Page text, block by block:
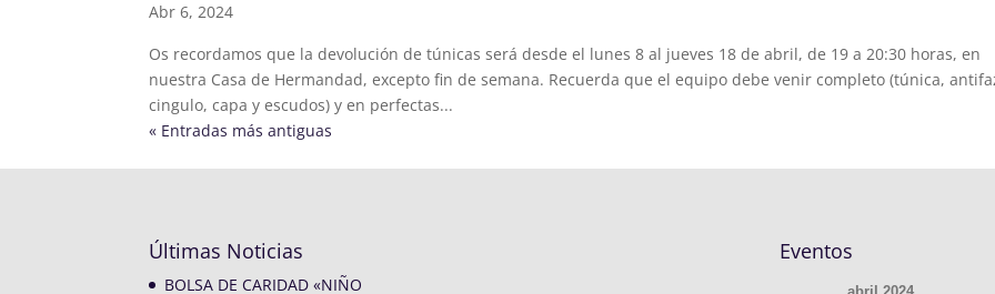
Abr 6, 2024
Os recordamos que la devolución de túnicas será desde el lunes 8 al jueves 18 de abril, de 19 a 20:30 horas, en
nuestra Casa de Hermandad, excepto fin de semana. Recuerda que el equipo debe venir completo (túnica,
cingulo, capa y escudos) y en perfectas...
« Entradas más antiguas
Últimas Noticias
BOLSA DE CARIDAD «NIÑO
Eventos